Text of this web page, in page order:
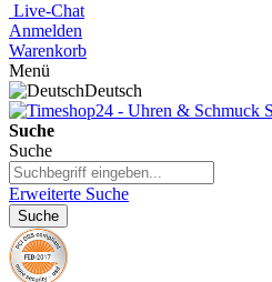
Live-Chat
Anmelden
Warenkorb
Menü
Deutsch
Suche
Suche
Erweiterte Suche
Suche